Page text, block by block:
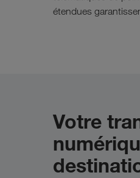
étendues
Votre